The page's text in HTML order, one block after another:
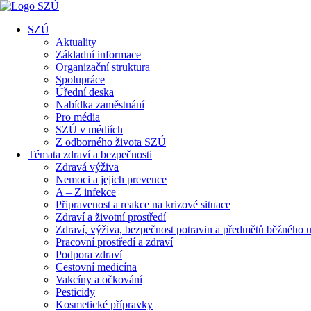
SZÚ
Aktuality
Základní informace
Organizační struktura
Spolupráce
Úřední deska
Nabídka zaměstnání
Pro média
SZÚ v médiích
Z odborného života SZÚ
Témata zdraví a bezpečnosti
Zdravá výživa
Nemoci a jejich prevence
A – Z infekce
Připravenost a reakce na krizové situace
Zdraví a životní prostředí
Zdraví, výživa, bezpečnost potravin a předmětů běžného
Pracovní prostředí a zdraví
Podpora zdraví
Cestovní medicína
Vakcíny a očkování
Pesticidy
Kosmetické přípravky